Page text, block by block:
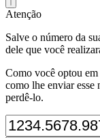
Atenção
Salve o número da
dele que você
Como você optou
como lhe enviar esse
perdê-lo.